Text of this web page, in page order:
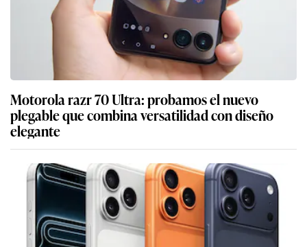
Motorola razr 70 Ultra: probamos el nuevo
plegable que combina versatilidad con diseño
elegante